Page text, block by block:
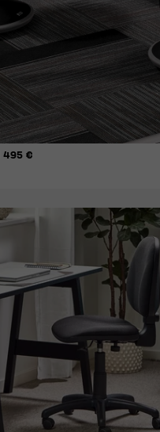
495 €